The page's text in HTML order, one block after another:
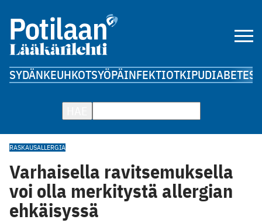
SYDÄNKEUHKOTSYÖPÄINFEKTIOTKIPUDIABETES
RASKAUSALLERGIA
Varhaisella ravitsemuksella
voi olla merkitystä allergian
ehkäisyssä